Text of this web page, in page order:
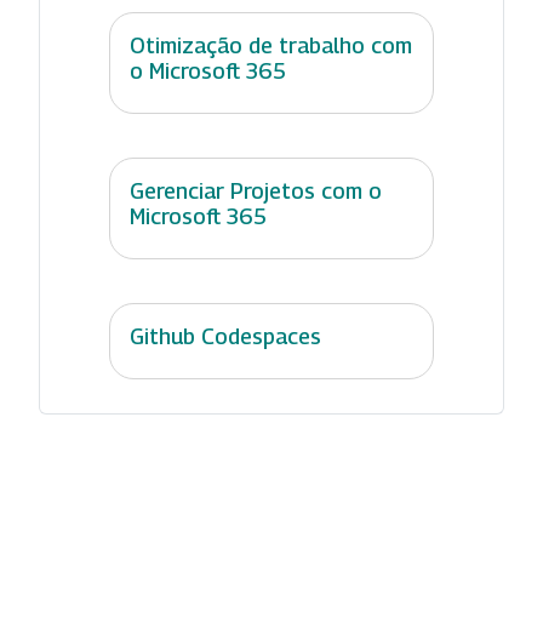
Otimização de trabalho com
o Microsoft 365
Gerenciar Projetos com o
Microsoft 365
Github Codespaces